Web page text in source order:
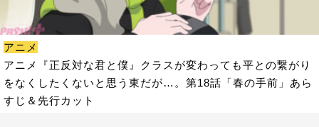
アニメ
アニメ『正反対な君と僕』クラスが変わっても平との繋がり
をなくしたくないと思う東だが…。第18話「春の手前」あら
すじ＆先行カット